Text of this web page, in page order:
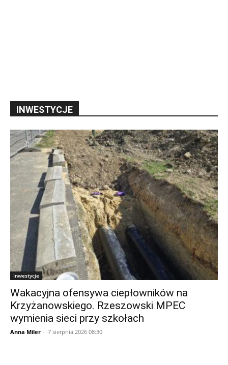
INWESTYCJE
Inwestycje
Wakacyjna ofensywa ciepłowników na
Krzyżanowskiego. Rzeszowski MPEC
wymienia sieci przy szkołach
Anna Miler - 7 sierpnia 2026 08:30